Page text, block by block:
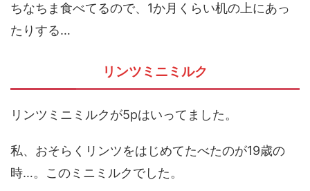
ちなちま食べてるので、1か月くらい机の上にあっ
たりする…
リンツミニミルク
リンツミニミルクが5pはいってました。
私、おそらくリンツをはじめてたべたのが19歳の
時…。このミニミルクでした。